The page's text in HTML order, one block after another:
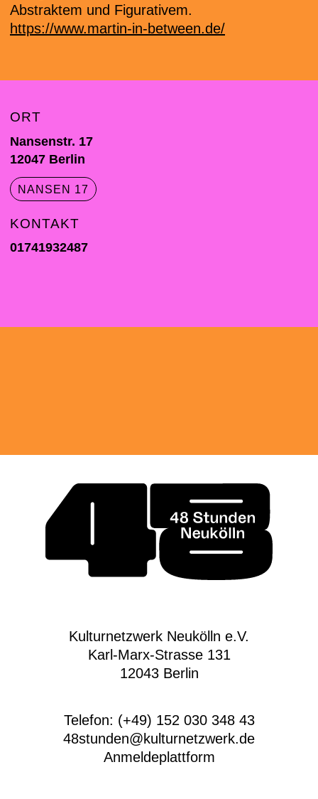
Abstraktem und Figurativem.
https://www.martin-in-between.de/
ORT
Nansenstr. 17
12047 Berlin
NANSEN 17
KONTAKT
01741932487
Kulturnetzwerk Neukölln e.V.
Karl-Marx-Strasse 131
12043 Berlin
Telefon: (+49) 152 030 348 43
48stunden@kulturnetzwerk.de
Anmeldeplattform